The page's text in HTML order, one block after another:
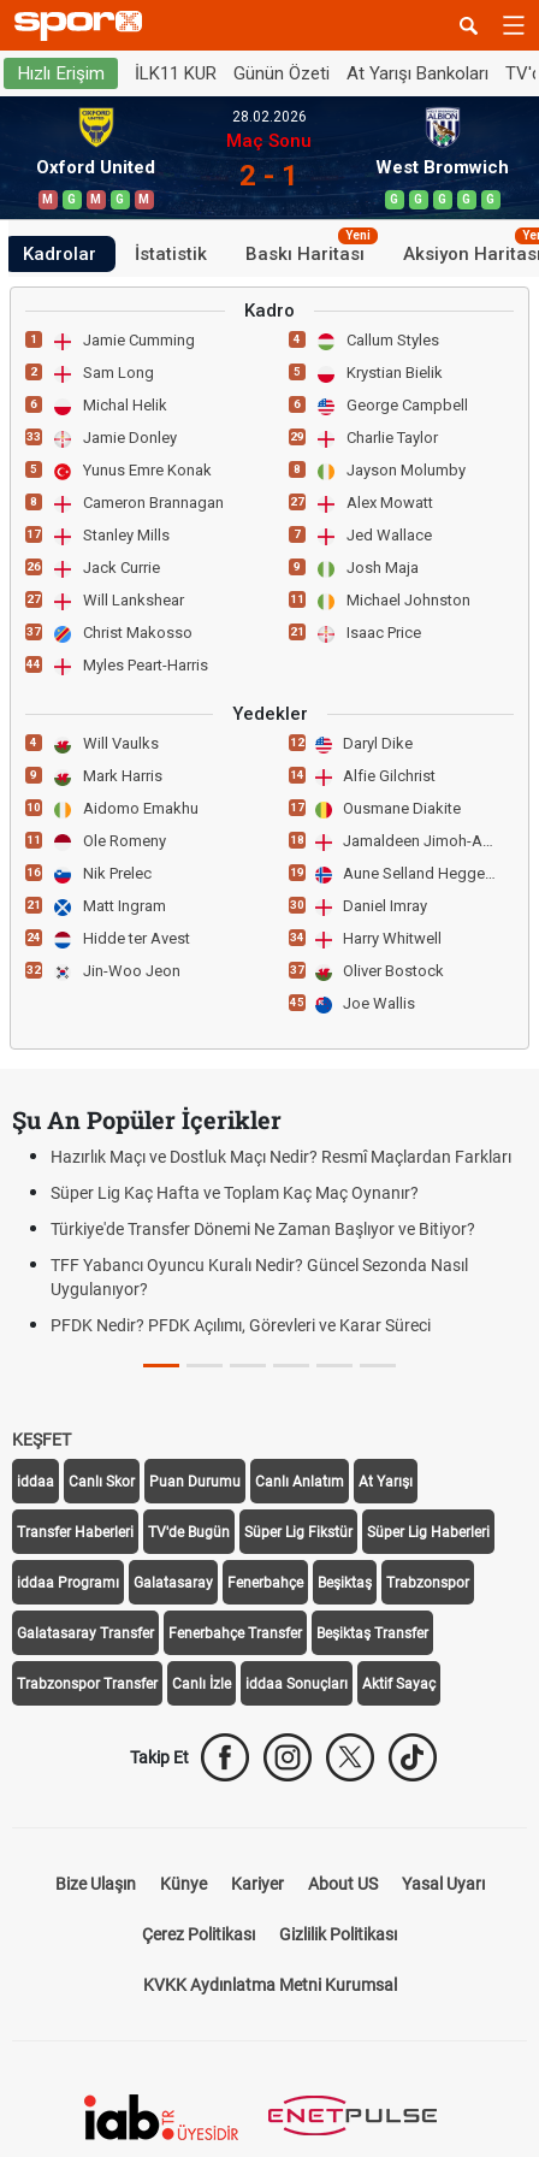
Hızlı Erişim İLK11 KUR Günün Özeti At Yarışı Bankoları
Oxford United
M G M G M
28.02.2026
Maç Sonu
2 - 1 West Bromwich
G G G G G
Kadrolar İstatistik Baskı Haritası
Yeni
Aksiyon
Kadro
1 Jamie Cumming
2 Sam Long
6 Michal Helik
33 Jamie Donley
5 Yunus Emre Konak
8 Cameron Brannagan
17 Stanley Mills
26 Jack Currie
27 Will Lankshear
37 Christ Makosso
44 Myles Peart-Harris
4 Callum Styles
5 Krystian Bielik
6 George Campbell
29 Charlie Taylor
8 Jayson Molumby
27 Alex Mowatt
7 Jed Wallace
9 Josh Maja
11 Michael Johnston
21 Isaac Price
Yedekler
4 Will Vaulks
9 Mark Harris
10 Aidomo Emakhu
11 Ole Romeny
16 Nik Prelec
21 Matt Ingram
24 Hidde ter Avest
32 Jin-Woo Jeon
12 Daryl Dike
14 Alfie Gilchrist
17 Ousmane Diakite
18 Jamaldeen Jimoh-Aloba
19 Aune Selland Heggeboe
30 Daniel Imray
34 Harry Whitwell
37 Oliver Bostock
45 Joe Wallis
Şu An Popüler İçerikler
Hazırlık Maçı ve Dostluk Maçı Nedir? Resmî Maçlardan Farkları
Süper Lig Kaç Hafta ve Toplam Kaç Maç Oynanır?
Türkiye'de Transfer Dönemi Ne Zaman Başlıyor ve Bitiyor?
TFF Yabancı Oyuncu Kuralı Nedir? Güncel Sezonda Nasıl
Uygulanıyor?
PFDK Nedir? PFDK Açılımı, Görevleri ve Karar Süreci
KEŞFET
iddaa Canlı Skor Puan Durumu Canlı Anlatım At Yarışı
Transfer Haberleri TV'de Bugün Süper Lig Fikstür Süper Lig Haberleri
iddaa Programı Galatasaray Fenerbahçe Beşiktaş Trabzonspor
Galatasaray Transfer Fenerbahçe Transfer Beşiktaş Transfer
Trabzonspor Transfer Canlı İzle iddaa Sonuçları Aktif Sayaç
Takip Et
Bize Ulaşın Künye Kariyer About US Yasal Uyarı
Çerez Politikası Gizlilik Politikası
KVKK Aydınlatma Metni Kurumsal